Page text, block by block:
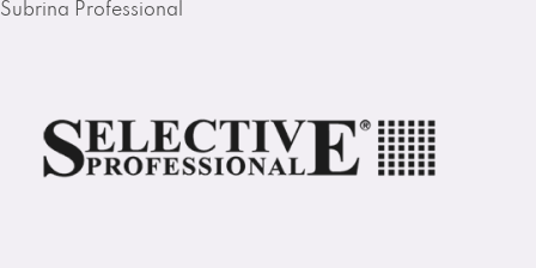
Subrina Professional